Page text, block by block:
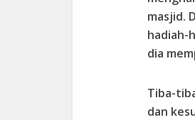
masjid.
hadiah-
dia
Tiba-
dan